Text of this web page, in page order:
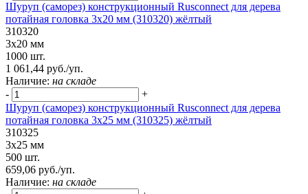
Шуруп (саморез) конструкционный Rusconnect для дерева
потайная головка 3х20 мм (310320) жёлтый
310320
3х20 мм
1000 шт.
1 061,44 руб./уп.
Наличие: на складе
-
+
Шуруп (саморез) конструкционный Rusconnect для дерева
потайная головка 3х25 мм (310325) жёлтый
310325
3х25 мм
500 шт.
659,06 руб./уп.
Наличие: на складе